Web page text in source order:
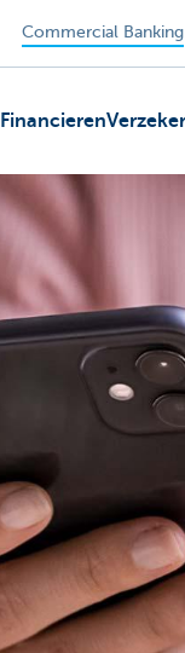
Commercial Banking
Financieren